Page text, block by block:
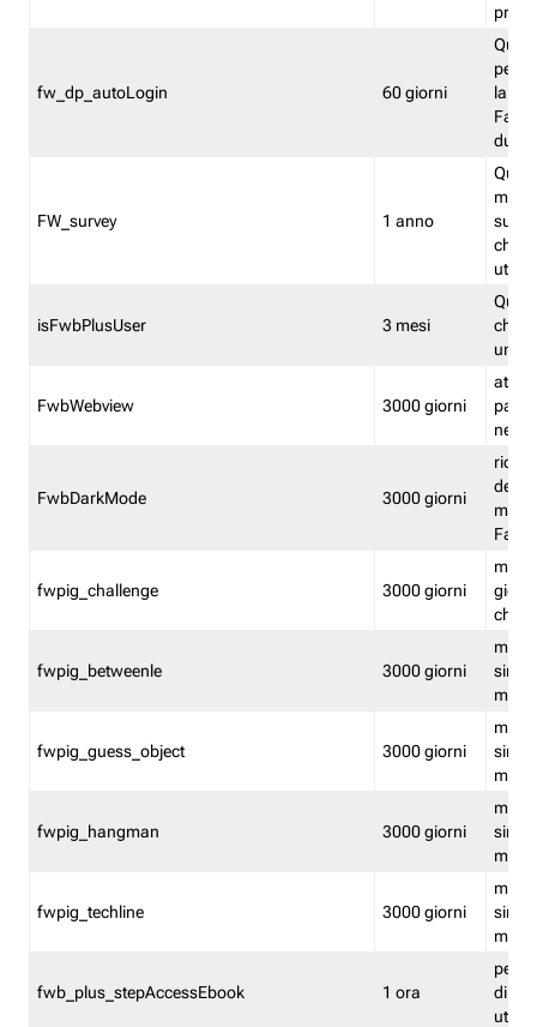
fw_dp_autoLogin 60 giorni
la
FW_survey 1 anno
utenti
isFwbPlusUser 3 mesi
che
una
FwbWebview 3000 giorni
attiva
FwbDarkMode 3000 giorni
fwpig_challenge 3000 giorni
fwpig_betweenle 3000 giorni
fwpig_guess_object 3000 giorni
fwpig_hangman 3000 giorni
fwpig_techline 3000 giorni
fwb_plus_stepAccessEbook 1 ora
di un